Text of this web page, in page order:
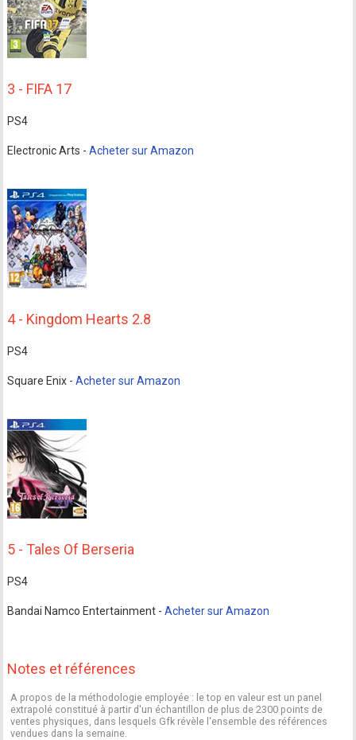
3 - FIFA 17
PS4
Electronic Arts -Acheter sur Amazon
4 - Kingdom Hearts 2.8
PS4
Square Enix -Acheter sur Amazon
5 - Tales Of Berseria
PS4
Bandai Namco Entertainment -Acheter sur Amazon
Notes et références
A propos de la méthodologie employée : le top en valeur est un panel
extrapolé constitué à partir d'un échantillon de plus de 2300 points de
ventes physiques, dans lesquels Gfk révèle l'ensemble des références
vendues dans la semaine.